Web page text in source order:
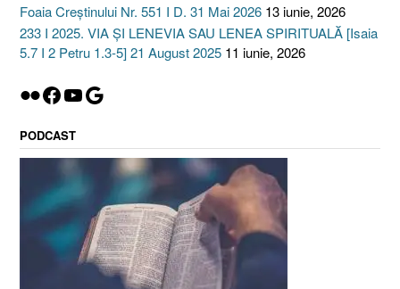
Foaia Creștinului Nr. 551 I D. 31 Mai 2026 13 iunie, 2026
233 I 2025. VIA ȘI LENEVIA SAU LENEA SPIRITUALĂ [Isaia
5.7 I 2 Petru 1.3-5] 21 August 2025 11 iunie, 2026
Flickr
Facebook
YouTube
Google
PODCAST